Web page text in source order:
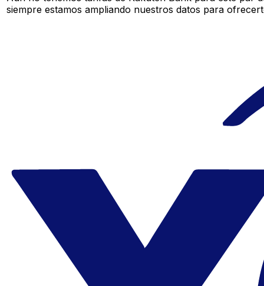
siempre estamos ampliando nuestros datos para